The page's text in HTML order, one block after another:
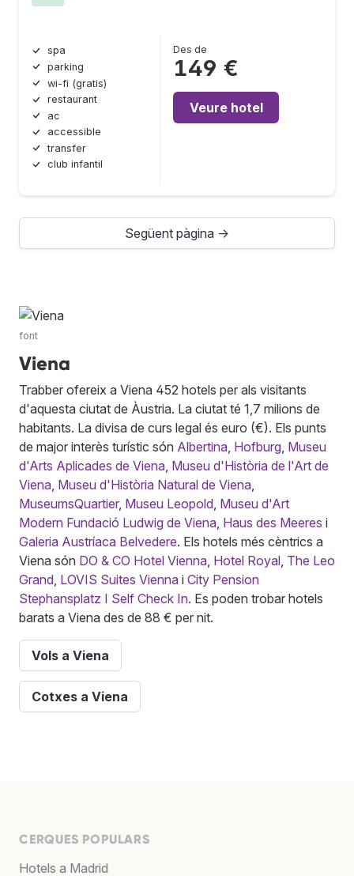
spa
parking
wi-fi (gratis)
restaurant
ac
accessible
transfer
club infantil
Des de
149 €
Veure hotel
Següent pàgina →
font
Viena
Trabber ofereix a Viena 452 hotels per als visitants
d'aquesta ciutat de Àustria. La ciutat té 1,7 milions de
habitants. La divisa de curs legal és euro (€). Els punts
de major interès turístic són Albertina, Hofburg, Museu
d'Arts Aplicades de Viena, Museu d'Història de l'Art de
Viena, Museu d'Història Natural de Viena,
MuseumsQuartier, Museu Leopold, Museu d'Art
Modern Fundació Ludwig de Viena, Haus des Meeres i
Galeria Austríaca Belvedere. Els hotels més cèntrics a
Viena són DO & CO Hotel Vienna, Hotel Royal, The Leo
Grand, LOVIS Suites Vienna i City Pension
Stephansplatz I Self Check In. Es poden trobar hotels
barats a Viena des de 88 € per nit.
Vols a Viena
Cotxes a Viena
CERQUES POPULARS
Hotels a Madrid